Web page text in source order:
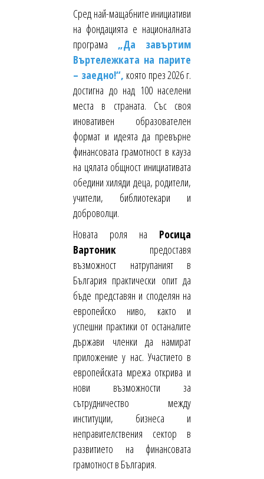
Сред най-мащабните инициативи
на фондацията е националната
програма „Да завъртим
Въртележката на парите
– заедно!“, която през 2026 г.
достигна до над 100 населени
места в страната. Със своя
иновативен образователен
формат и идеята да превърне
финансовата грамотност в кауза
на цялата общност инициативата
обедини хиляди деца, родители,
учители, библиотекари и
доброволци.
Новата роля на Росица
Вартоник предоставя
възможност натрупаният в
България практически опит да
бъде представян и споделян на
европейско ниво, както и
успешни практики от останалите
държави членки да намират
приложение у нас. Участието в
европейската мрежа открива и
нови възможности за
сътрудничество между
институции, бизнеса и
неправителствения сектор в
развитието на финансовата
грамотност в България.